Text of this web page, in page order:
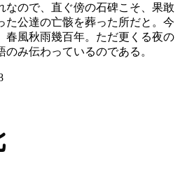
ので、直ぐ傍の石碑こそ、果敢
た公達の亡骸を葬った所だと。今
春風秋雨幾百年。ただ更くる夜の
み伝わっているのである。